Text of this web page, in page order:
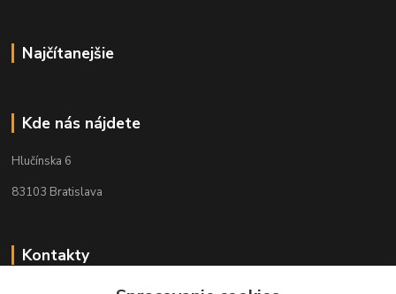
Najčítanejšie
Kde nás nájdete
Hlučínska 6
83103 Bratislava
Kontakty